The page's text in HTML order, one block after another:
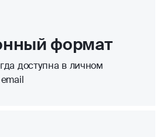
формат
доступна в личном